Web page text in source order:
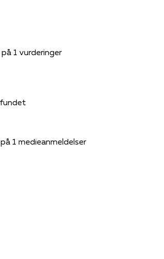
1 vurderinger
1 medieanmeldelser